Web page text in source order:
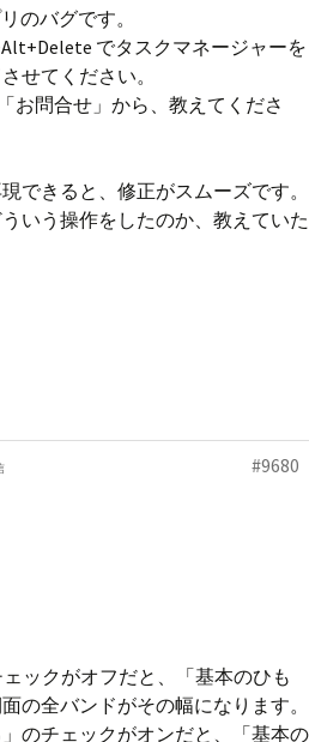
のバグです。
でタスクマネージャーを
せてください。
お問合せ」から、教えてくださ
できると、修正がスムーズです。
いう操作をしたのか、教えていた
#9680
ックがオフだと、「基本のひも
の全バンドがその幅になります。
のチェックがオンだと、「基本の